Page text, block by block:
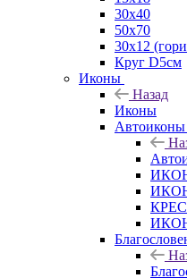
30x40
50x70
30x12
Круг D5см
Иконы
Назад
Иконы
Автоиконы